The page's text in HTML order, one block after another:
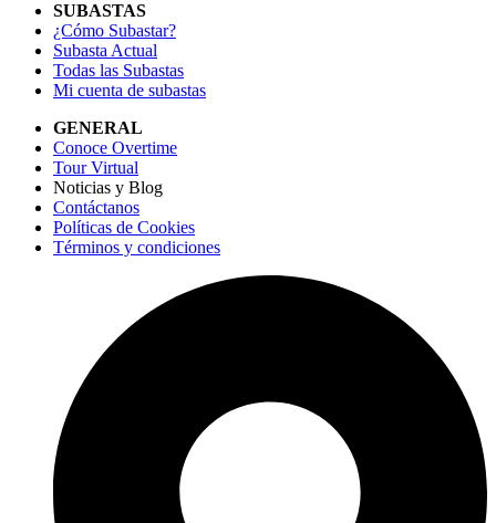
SUBASTAS
¿Cómo Subastar?
Subasta Actual
Todas las Subastas
Mi cuenta de subastas
GENERAL
Conoce Overtime
Tour Virtual
Noticias y Blog
Contáctanos
Políticas de Cookies
Términos y condiciones